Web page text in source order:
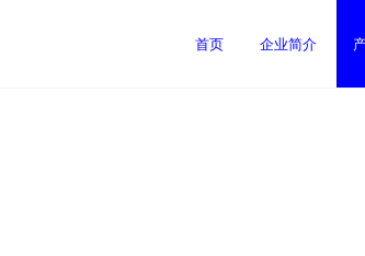
首页 企业简介